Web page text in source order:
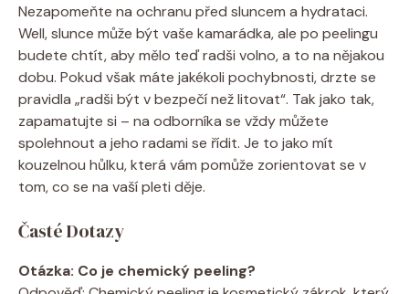
Nezapomeňte na ochranu před sluncem a hydrataci.
Well, slunce může být vaše kamarádka, ale po peelingu
budete chtít, aby mělo teď radši volno, a to na nějakou
dobu. Pokud však máte jakékoli pochybnosti, drzte se
pravidla „radši být v bezpečí než litovat“. Tak jako tak,
zapamatujte si – na odborníka se vždy můžete
spolehnout a jeho radami se řídit. Je to jako mít
kouzelnou hůlku, která vám pomůže zorientovat se v
tom, co se na vaší pleti děje.
Časté Dotazy
Otázka: Co je chemický peeling?